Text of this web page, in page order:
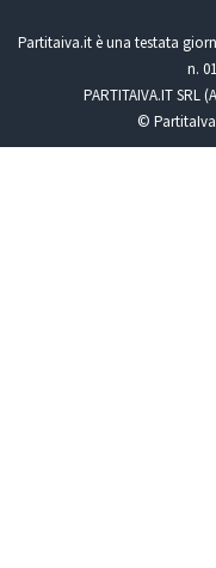
Partitaiva.it è una testata
n.
PARTITAIVA.IT SRL
©